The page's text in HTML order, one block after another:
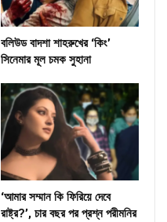
বলিউড বাদশা শাহরুখের ‘কিং’
সিনেমার মূল চমক সুহানা
‘আমার সম্মান কি ফিরিয়ে দেবে
রাষ্ট্র?’, চার বছর পর প্রশ্ন পরীমনির